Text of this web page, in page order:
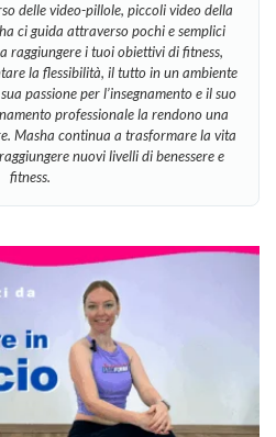
delle video-pillole, piccoli video della
ci guida attraverso pochi e semplici
raggiungere i tuoi obiettivi di fitness,
la flessibilità, il tutto in un ambiente
passione per l’insegnamento e il suo
professionale la rendono una
Masha continua a trasformare la vita
nuovi livelli di benessere e
fitness.